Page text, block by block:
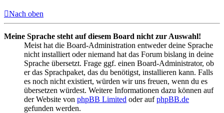
Nach oben
Meine Sprache steht auf diesem Board nicht zur Auswahl!
Meist hat die Board-Administration entweder deine Sprache
nicht installiert oder niemand hat das Forum bislang in deine
Sprache übersetzt. Frage ggf. einen Board-Administrator, ob
er das Sprachpaket, das du benötigst, installieren kann. Falls
es noch nicht existiert, würden wir uns freuen, wenn du es
übersetzen würdest. Weitere Informationen dazu können auf
der Website von phpBB Limited oder aufphpBB.de
gefunden werden.